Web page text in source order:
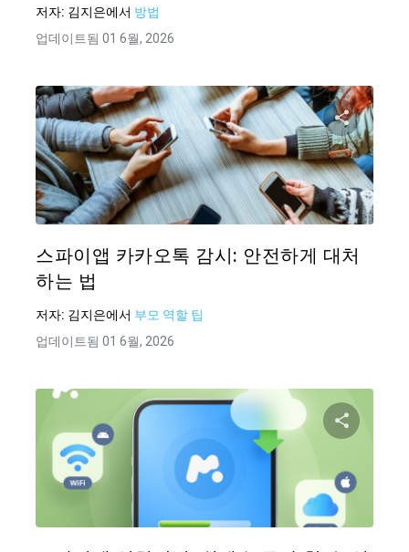
저자: 김지은에서 방법
업데이트됨 01 6월, 2026
이 기
스파이앱 카카오톡 감시: 안전하게 대처
하는 법
저자: 김지은에서 부모 역할 팁
업데이트됨 01 6월, 2026